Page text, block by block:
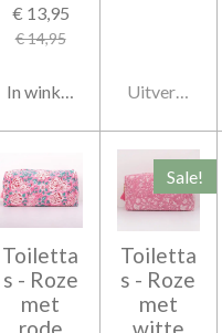
€ 13,95
€ 14,95
In winkelwagen Uitverkocht
Toiletta
s - Roze
met
rode
Sale!
Toiletta
s - Roze
met
witte